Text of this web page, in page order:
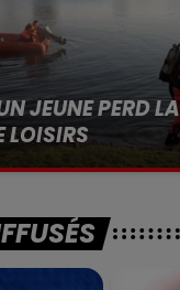
JEUNE PERD
LOISIRS
à pic